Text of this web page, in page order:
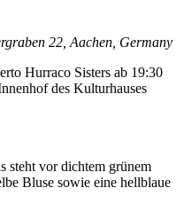
22, Aachen, Germany
Hurraco Sisters ab 19:30
des Kulturhauses